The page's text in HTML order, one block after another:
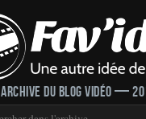
Archive du blog vidéo —